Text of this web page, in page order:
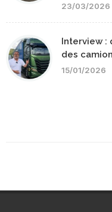
23/03/2026
Interview :
des
15/01/2026